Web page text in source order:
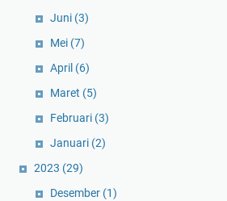
Juni (3)
Mei (7)
April (6)
Maret (5)
Februari (3)
Januari (2)
2023 (29)
Desember (1)